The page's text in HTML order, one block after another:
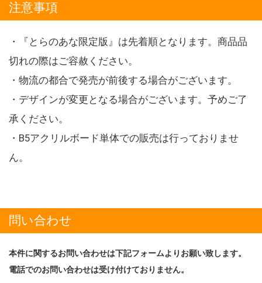
注意事項
・『とらのあな限定版』は先着順となります。商品品
切れの際はご容赦ください。
・物流の都合で発売が前後する場合がございます。
・デザインが変更となる場合がございます。予めご了
承ください。
・B5アクリルボード単体での販売は行っておりませ
ん。
問い合わせ
本件に関するお問い合わせは下記フォームよりお願い致します。
電話でのお問い合わせは受け付けておりません。